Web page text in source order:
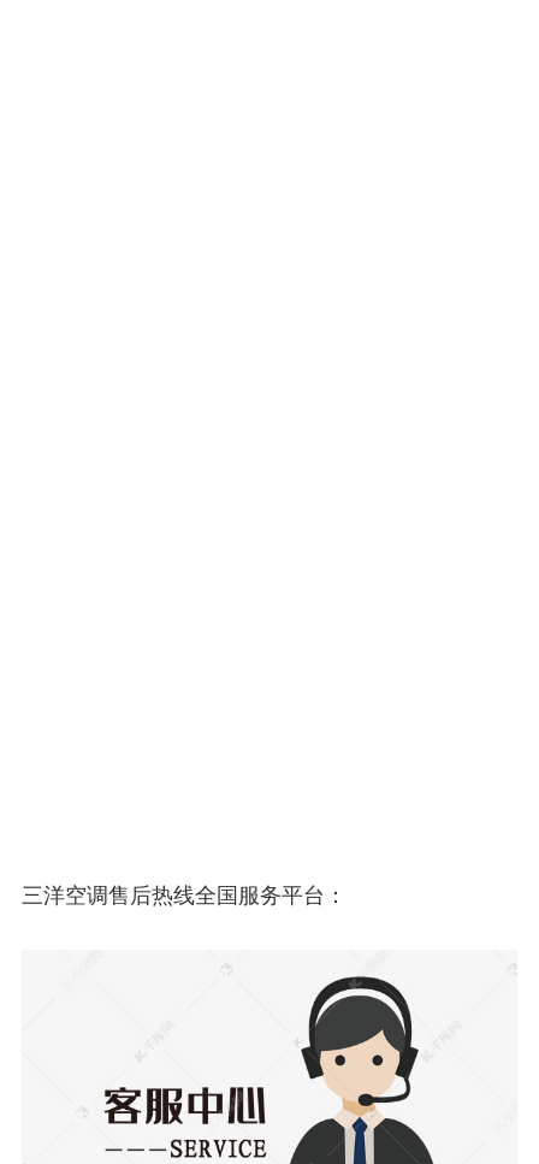
三洋空调售后热线全国服务平台：